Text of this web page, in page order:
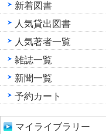
新着図書
人気貸出図書
人気著者一覧
雑誌一覧
新聞一覧
予約カート
マイライブラリー